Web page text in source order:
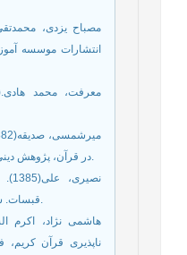
انتشارات موسسه
در قرآن، پژوهش دینی، شماره چهارم، صص71-94.
قبسات. شماره 39-40، صص221-248.
ناپذیری قرآن کریم،